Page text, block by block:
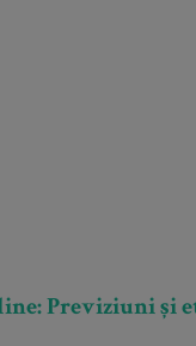
Previziuni și